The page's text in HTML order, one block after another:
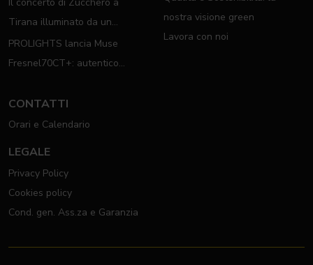
Tirana illuminato da un
completo rig PROLIGHTS
PROLIGHTS lancia Muse
Fresnel70CT+: autentico
nostra visione green
Lavora con noi
CONTATTI
Orari e Calendario
LEGALE
Privacy Policy
Cookies policy
Cond. gen. Ass.za e Garanzia